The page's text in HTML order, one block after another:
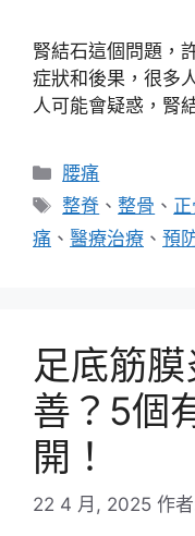
腎結石這個問題，
症狀和後果，很多
人可能會疑惑，腎
分
類
腰痛
標
籤
整脊 、整骨 、
痛 、 醫療治療 、 預
足底筋
善？5個
開！
22 4 月, 2025 作